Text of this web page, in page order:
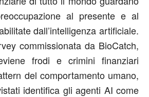
al presente e al
dall’intelligenza artificiale.
commissionata da BioCatch,
frodi e crimini finanziari
del comportamento umano,
identifica gli agenti AI come